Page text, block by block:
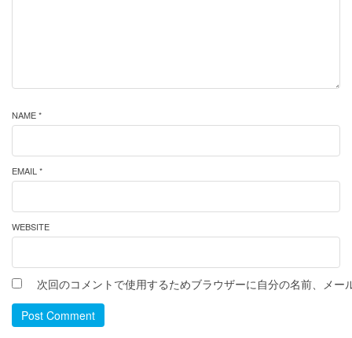
NAME *
EMAIL *
WEBSITE
次回のコメントで使用するためブラウザーに自分の名前、メー
Post Comment